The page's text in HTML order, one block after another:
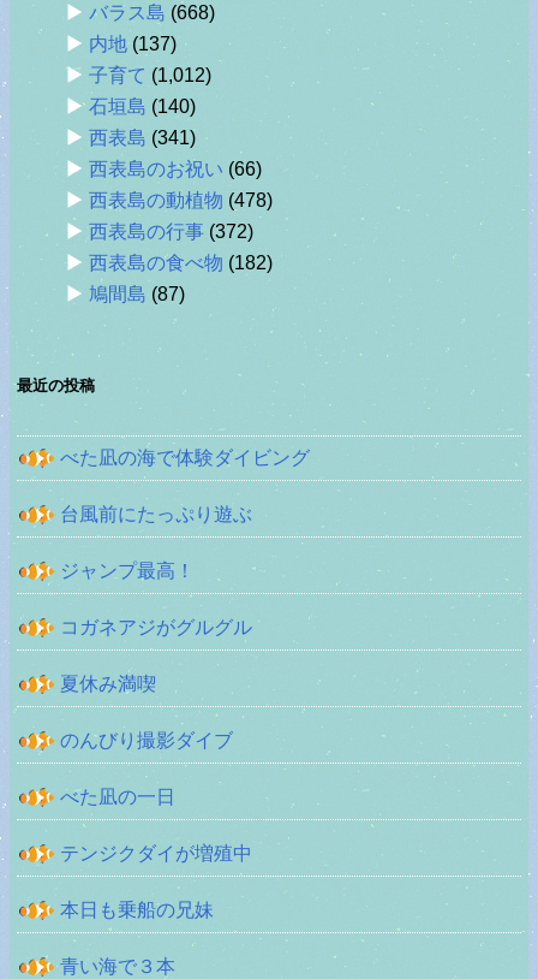
バラス島 (668)
内地 (137)
子育て (1,012)
石垣島 (140)
西表島 (341)
西表島のお祝い (66)
西表島の動植物 (478)
西表島の行事 (372)
西表島の食べ物 (182)
鳩間島 (87)
最近の投稿
べた凪の海で体験ダイビング
台風前にたっぷり遊ぶ
ジャンプ最高！
コガネアジがグルグル
夏休み満喫
のんびり撮影ダイブ
べた凪の一日
テンジクダイが増殖中
本日も乗船の兄妹
青い海で３本